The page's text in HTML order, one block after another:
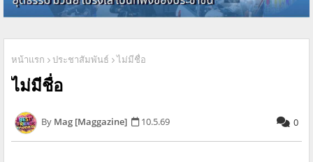
หน้าแรก ประชาสัมพันธ์ ไม่มีชื่อ
ไม่มีชื่อ
Mag [Maggazine] 10.5.69 0